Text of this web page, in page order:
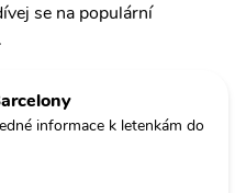
se na populární
informace k letenkám do